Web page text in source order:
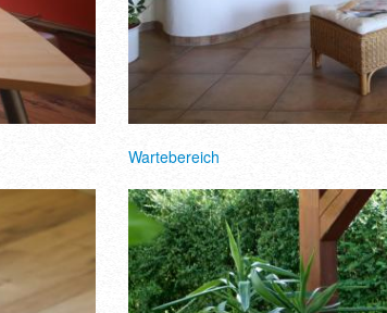
Wartebereich